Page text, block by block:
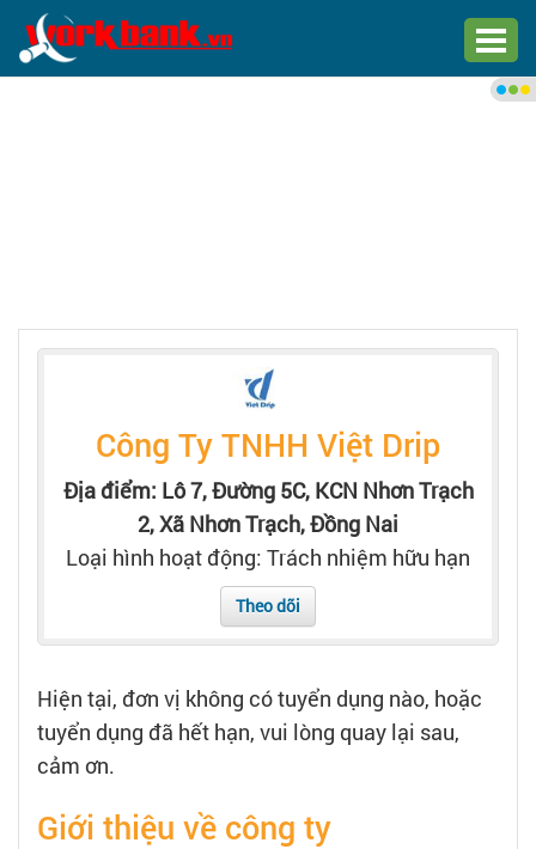
Trang chủ
Tìm việc làm
Tạo hồ sơ
Bạn cần tuyển người
Nhà tuyển dụng
Công Ty TNHH Việt Drip
Địa điểm: Lô 7, Đường 5C, KCN Nhơn Trạch
2, Xã Nhơn Trạch, Đồng Nai
Loại hình hoạt động: Trách nhiệm hữu hạn
Theo dõi
Hiện tại, đơn vị không có tuyển dụng nào, hoặc
tuyển dụng đã hết hạn, vui lòng quay lại sau,
cảm ơn.
Giới thiệu về công ty